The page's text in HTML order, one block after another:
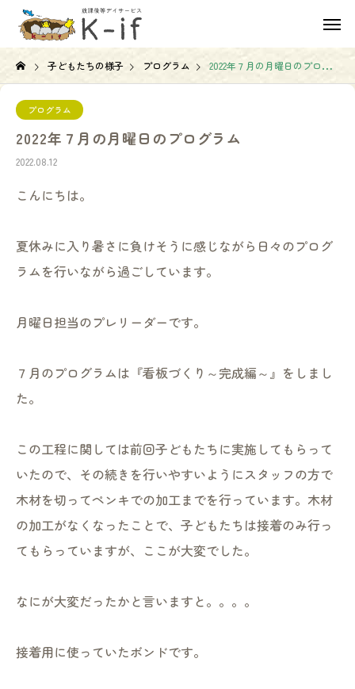
子どもたちの様子 プログラム 2022年７月の月曜日のプログラム
プログラム
2022年７月の月曜日のプログラム
2022.08.12
こんにちは。
夏休みに入り暑さに負けそうに感じながら日々のプログ
ラムを行いながら過ごしています。
月曜日担当のプレリーダーです。
７月のプログラムは『看板づくり～完成編～』をしまし
た。
この工程に関しては前回子どもたちに実施してもらって
いたので、その続きを行いやすいようにスタッフの方で
木材を切ってペンキでの加工までを行っています。木材
の加工がなくなったことで、子どもたちは接着のみ行っ
てもらっていますが、ここが大変でした。
なにが大変だったかと言いますと。。。。
接着用に使っていたボンドです。